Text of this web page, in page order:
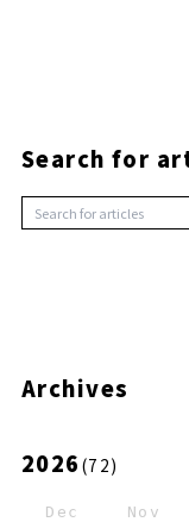
Search for
Archives
2026 (72)
Dec Nov